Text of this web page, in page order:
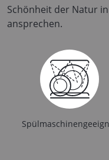
Schönheit der Natur
ansprechen.